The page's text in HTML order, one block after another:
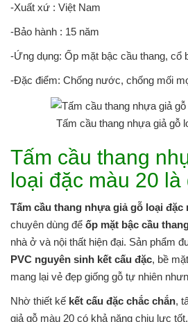
-Xuất xứ : Việt Nam
-Bảo hành : 15 năm
-Ứng dụng: Ốp mặt bậc cầu thang, cổ
-Đặc điểm: Chống nước, chống mối
Tấm cầu thang nhựa giả gỗ
Tấm cầu thang
loại đặc màu 20 là
Tấm cầu thang nhựa giả gỗ loại đặc
chuyên dùng để ốp mặt bậc cầu
nhà ở và nội thất hiện đại. Sản phẩm
PVC nguyên sinh kết cấu đặc, bề
mang lại vẻ đẹp giống gỗ tự nhiên
Nhờ thiết kế kết cấu đặc chắc chắn,
giả gỗ màu 20 có khả năng chịu lực